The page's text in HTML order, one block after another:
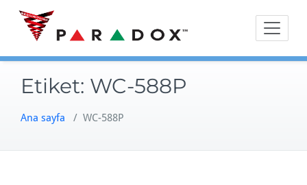
Skip
content
Etiket: WC-588P
Ana sayfa / WC-588P